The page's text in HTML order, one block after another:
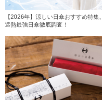
【2026年】涼しい日傘おすすめ特集。
遮熱最強日傘徹底調査！